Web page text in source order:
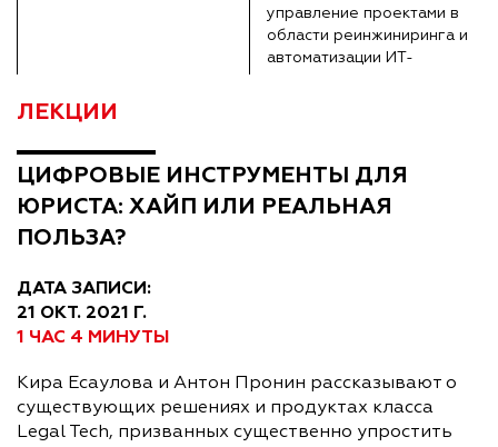
управление проектами в
области реинжиниринга и
автоматизации ИТ-
ЛЕКЦИИ
ЦИФРОВЫЕ ИНСТРУМЕНТЫ ДЛЯ
ЮРИСТА: ХАЙП ИЛИ РЕАЛЬНАЯ
ПОЛЬЗА?
ДАТА ЗАПИСИ:
21 ОКТ. 2021 Г.
1 ЧАС 4 МИНУТЫ
Кира Есаулова и Антон Пронин рассказывают о
существующих решениях и продуктах класса
Legal Tech, призванных существенно упростить